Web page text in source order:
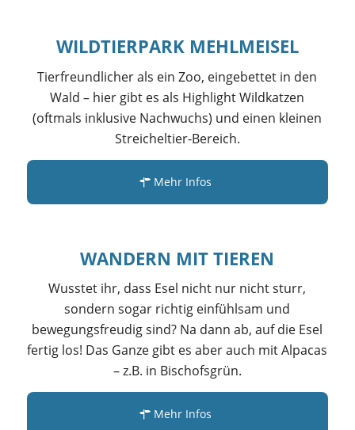
WILDTIERPARK MEHLMEISEL
Tierfreundlicher als ein Zoo, eingebettet in den
Wald – hier gibt es als Highlight Wildkatzen
(oftmals inklusive Nachwuchs) und einen kleinen
Streicheltier-Bereich.
Mehr Infos
WANDERN MIT TIEREN
Wusstet ihr, dass Esel nicht nur nicht sturr,
sondern sogar richtig einfühlsam und
bewegungsfreudig sind? Na dann ab, auf die Esel
fertig los! Das Ganze gibt es aber auch mit Alpacas
– z.B. in Bischofsgrün.
Mehr Infos